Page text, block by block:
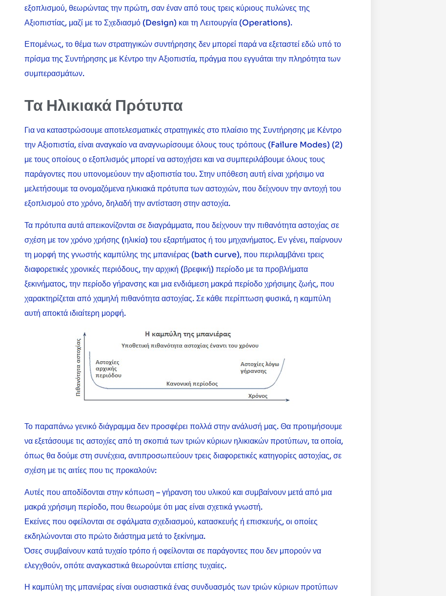
εξοπλισμού, θεωρώντας την πρώτη, σαν έναν από τους τρεις κύριους πυλώνες της
Αξιοπιστίας, μαζί με το Σχεδιασμό (Design) και τη Λειτουργία (Operations).
Επομένως, το θέμα των στρατηγικών συντήρησης δεν μπορεί παρά να εξεταστεί εδώ υπό το
πρίσμα της Συντήρησης με Κέντρο την Αξιοπιστία, πράγμα που εγγυάται την πληρότητα των
συμπερασμάτων.
Τα Ηλικιακά Πρότυπα
Για να καταστρώσουμε αποτελεσματικές στρατηγικές στο πλαίσιο της Συντήρησης με Κέντρο
την Αξιοπιστία, είναι αναγκαίο να αναγνωρίσουμε όλους τους τρόπους (Failure Modes) (2)
με τους οποίους ο εξοπλισμός μπορεί να αστοχήσει και να συμπεριλάβουμε όλους τους
παράγοντες που υπονομεύουν την αξιοπιστία του. Στην υπόθεση αυτή είναι χρήσιμο να
μελετήσουμε τα ονομαζόμενα ηλικιακά πρότυπα των αστοχιών, που δείχνουν την αντοχή του
εξοπλισμού στο χρόνο, δηλαδή την αντίσταση στην αστοχία.
Τα πρότυπα αυτά απεικονίζονται σε διαγράμματα, που δείχνουν την πιθανότητα αστοχίας σε
σχέση με τον χρόνο χρήσης (ηλικία) του εξαρτήματος ή του μηχανήματος. Εν γένει, παίρνουν
τη μορφή της γνωστής καμπύλης της μπανιέρας (bath curve), που περιλαμβάνει τρεις
διαφορετικές χρονικές περιόδους, την αρχική (βρεφική) περίοδο με τα προβλήματα
ξεκινήματος, την περίοδο γήρανσης και μια ενδιάμεση μακρά περίοδο χρήσιμης ζωής, που
χαρακτηρίζεται από χαμηλή πιθανότητα αστοχίας. Σε κάθε περίπτωση φυσικά, η καμπύλη
αυτή αποκτά ιδιαίτερη μορφή.
Το παραπάνω γενικό διάγραμμα δεν προσφέρει πολλά στην ανάλυσή μας. Θα προτιμήσουμε
να εξετάσουμε τις αστοχίες από τη σκοπιά των τριών κύριων ηλικιακών προτύπων, τα οποία,
όπως θα δούμε στη συνέχεια, αντιπροσωπεύουν τρεις διαφορετικές κατηγορίες αστοχίας, σε
σχέση με τις αιτίες που τις προκαλούν:
Αυτές που αποδίδονται στην κόπωση – γήρανση του υλικού και συμβαίνουν μετά από μια
μακρά χρήσιμη περίοδο, που θεωρούμε ότι μας είναι σχετικά γνωστή.
Εκείνες που οφείλονται σε σφάλματα σχεδιασμού, κατασκευής ή επισκευής, οι οποίες
εκδηλώνονται στο πρώτο διάστημα μετά το ξεκίνημα.
Όσες συμβαίνουν κατά τυχαίο τρόπο ή οφείλονται σε παράγοντες που δεν μπορούν να
ελεγχθούν, οπότε αναγκαστικά θεωρούνται επίσης τυχαίες.
Η καμπύλη της μπανιέρας είναι ουσιαστικά ένας συνδυασμός των τριών κύριων προτύπων